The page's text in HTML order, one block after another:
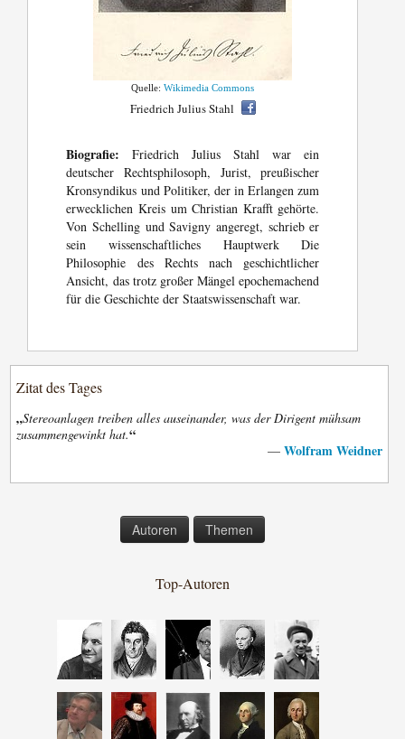
Quelle:Wikimedia Commons
Friedrich Julius Stahl
Biografie: Friedrich Julius Stahl war ein
deutscher Rechtsphilosoph, Jurist, preußischer
Kronsyndikus und Politiker, der in Erlangen zum
erwecklichen Kreis um Christian Krafft gehörte.
Von Schelling und Savigny angeregt, schrieb er
sein wissenschaftliches Hauptwerk Die
Philosophie des Rechts nach geschichtlicher
Ansicht, das trotz großer Mängel epochemachend
für die Geschichte der Staatswissenschaft war.
Zitat des Tages
„Stereoanlagen treiben alles auseinander, was der Dirigent mühsam
zusammengewinkt hat.“
— Wolfram Weidner
Autoren Themen
Top-Autoren